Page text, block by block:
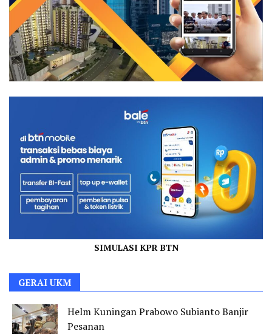
SIMULASI KPR BTN
GERAI UKM
Helm Kuningan Prabowo Subianto Banjir
Pesanan